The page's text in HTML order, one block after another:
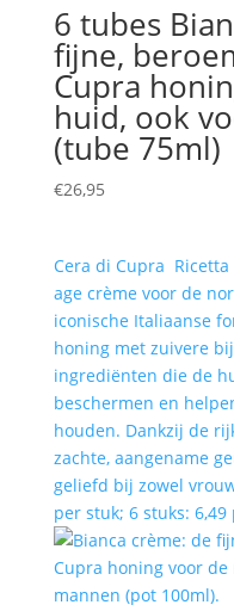
6 tubes
fijne,
Cupra
huid, ook
(tube 75ml)
€26,95
Cera di Cupra
age crème voor de
iconische Italiaanse
honing met zuivere
ingrediënten die de
beschermen en
houden. Dankzij de
zachte, aangename
geliefd bij zowel
per stuk; 6 stuks: 6,49